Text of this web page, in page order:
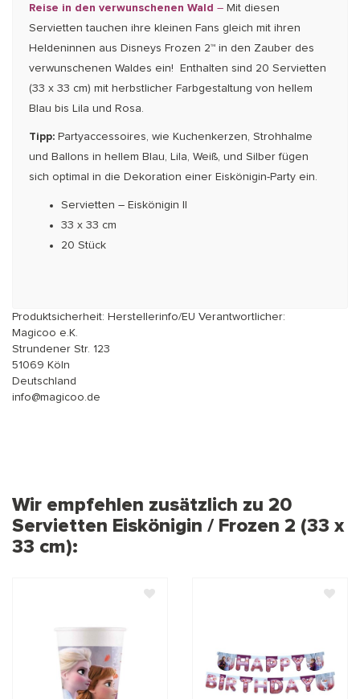
Reise in den verwunschenen Wald – Mit diesen
Servietten tauchen ihre kleinen Fans gleich mit ihren
Heldeninnen aus Disneys Frozen 2™ in den Zauber des
verwunschenen Waldes ein! Enthalten sind 20 Servietten
(33 x 33 cm) mit herbstlicher Farbgestaltung von hellem
Blau bis Lila und Rosa.
Tipp: Partyaccessoires, wie Kuchen­ker­zen, Stroh­halme
und Ballons in hellem Blau, Lila, Weiß, und Silber fügen
sich optimal in die Dekoration einer Eiskönigin-Party ein.
Servietten – Eiskönigin II
33 x 33 cm
20 Stück
Produktsicherheit: Herstellerinfo/EU Verantwortlicher:
Magicoo e.K.
Strundener Str. 123
51069 Köln
Deutschland
info@magicoo.de
Wir empfehlen zusätzlich zu 20
Servietten Eiskönigin / Frozen 2 (33 x
33 cm):